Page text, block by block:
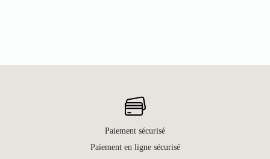
Paiement sécurisé
Paiement en ligne sécurisé